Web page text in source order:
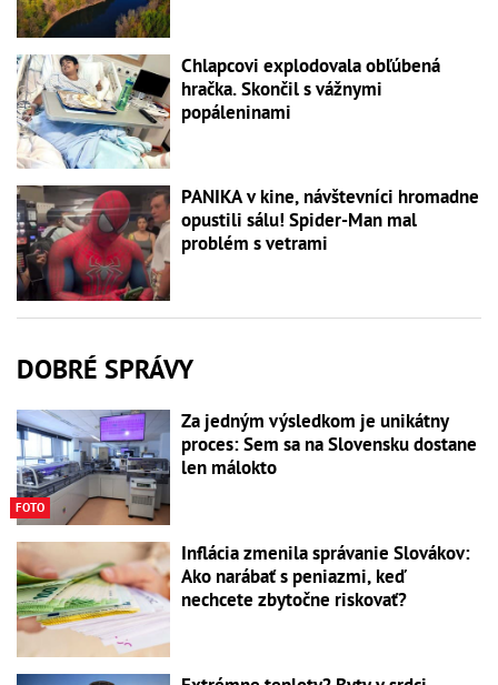
Chlapcovi explodovala obľúbená
hračka. Skončil s vážnymi
popáleninami
PANIKA v kine, návštevníci hromadne
opustili sálu! Spider-Man mal
problém s vetrami
DOBRÉ SPRÁVY
FOTO
Za jedným výsledkom je unikátny
proces: Sem sa na Slovensku dostane
len málokto
Inflácia zmenila správanie Slovákov:
Ako narábať s peniazmi, keď
nechcete zbytočne riskovať?